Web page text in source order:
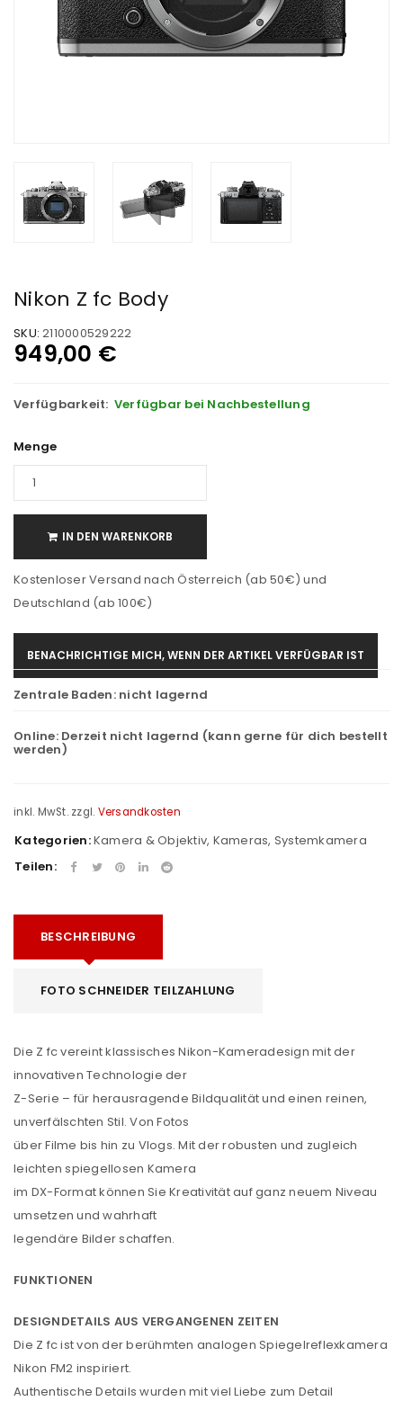
Nikon Z fc Body
SKU: 2110000529222
949,00 €
Verfügbarkeit: Verfügbar bei Nachbestellung
Menge
IN DEN WARENKORB
Kostenloser Versand nach Österreich (ab 50€) und
Deutschland (ab 100€)
BENACHRICHTIGE MICH, WENN DER ARTIKEL VERFÜGBAR IST
Zentrale Baden: nicht lagernd
Online: Derzeit nicht lagernd (kann gerne für dich bestellt
werden)
inkl. MwSt. zzgl. Versandkosten
Kategorien:Kamera & Objektiv, Kameras, Systemkamera
Teilen:
BESCHREIBUNG
FOTO SCHNEIDER TEILZAHLUNG
Die Z fc vereint klassisches Nikon-Kameradesign mit der
innovativen Technologie der
Z-Serie – für herausragende Bildqualität und einen reinen,
unverfälschten Stil. Von Fotos
über Filme bis hin zu Vlogs. Mit der robusten und zugleich
leichten spiegellosen Kamera
im DX-Format können Sie Kreativität auf ganz neuem Niveau
umsetzen und wahrhaft
legendäre Bilder schaffen.
FUNKTIONEN
DESIGNDETAILS AUS VERGANGENEN ZEITEN
Die Z fc ist von der berühmten analogen Spiegelreflexkamera
Nikon FM2 inspiriert.
Authentische Details wurden mit viel Liebe zum Detail